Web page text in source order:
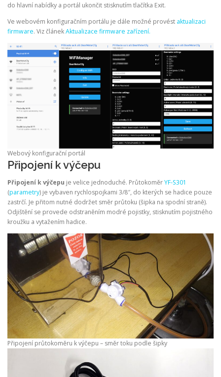
do hlavní nabídky a portál ukončit stisknutím tlačítka Exit.
Ve webovém konfiguračním portálu je dále možné provést aktualizaci
firmware. Viz článekAktualizace firmware zařízení.
Webový konfigurační portál
Připojení k výčepu
Připojení k výčepu je velice jednoduché. PrůtokoměrYF-S301
(parametry) je vybaven rychlospojkami 3/8″, do kterých se hadice pouze
zastrčí. Je přitom nutné dodržet směr průtoku (šipka na spodní straně).
Odjištění se provede odstraněním modré pojistky, stisknutím pojistného
kroužku a vytažením hadice.
Připojení průtokoměru k výčepu – směr toku podle šipky